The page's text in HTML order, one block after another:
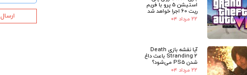
استیشن 5 پرو با فریم
ریت 60 اجرا خواهد شد
۲۲ مرداد ۰۴
آیا نقشه بازی Death
Stranding 2 باعث داغ
شدن PS5 می‌شود؟
۲۲ مرداد ۰۴
ارسال